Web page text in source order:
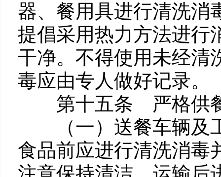
器、餐用具进行清洗消
提倡采用热力方法进行
干净。不得使用未经清
毒应由专人做好记录。
第十五条 严格供餐
（一）送餐车辆及工
食品前应进行清洗消毒